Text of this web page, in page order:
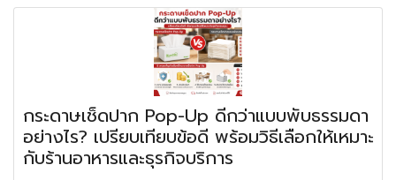
กระดาษเช็ดปาก Pop-Up ดีกว่าแบบพับธรรมดา
อย่างไร? เปรียบเทียบข้อดี พร้อมวิธีเลือกให้เหมาะ
กับร้านอาหารและธุรกิจบริการ